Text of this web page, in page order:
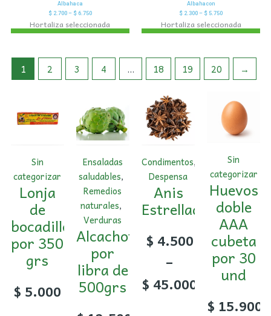
Albahaca
$2.700– $6.750
Hortaliza seleccionada
Albahacon
$ 2.300 – $ 5.750
Hortaliza seleccionada
1 2 3 4 … 18 19 20 →
Sin
categorizar
Lonja
de
bocadillo
por 350
grs
$ 5.000
Ensaladas
saludables,
Remedios
naturales,
Verduras
Alcachofa
por
libra de
500grs
Condimentos,
Despensa
Anis
Estrellado
$ 4.500
–
$ 45.000
Sin
categorizar
Huevos
doble
AAA
cubeta
por 30
und
$ 15.900